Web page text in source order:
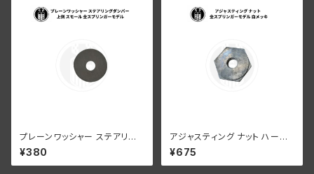
プレーンワッシャー ステアリン
グダンパー 上側 スモール ハー
レーダビッドソン 全スプリンガ
ーモデル
¥380
アジャスティング ナット ハーレ
ーダビッドソン 全スプリンガー
モデル 白メッキ
¥675